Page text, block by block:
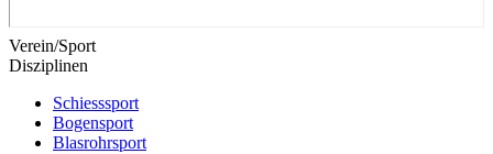
Verein/Sport
Disziplinen
Schiesssport
Bogensport
Blasrohrsport